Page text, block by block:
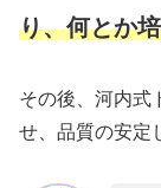
り、何とか
その後、河内式
せ、品質の安定